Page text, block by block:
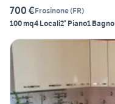
700 €Frosinone(FR)
100 mq4 Locali2° Piano1 Bagno